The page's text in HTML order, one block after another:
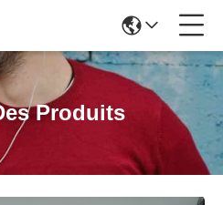
Produits